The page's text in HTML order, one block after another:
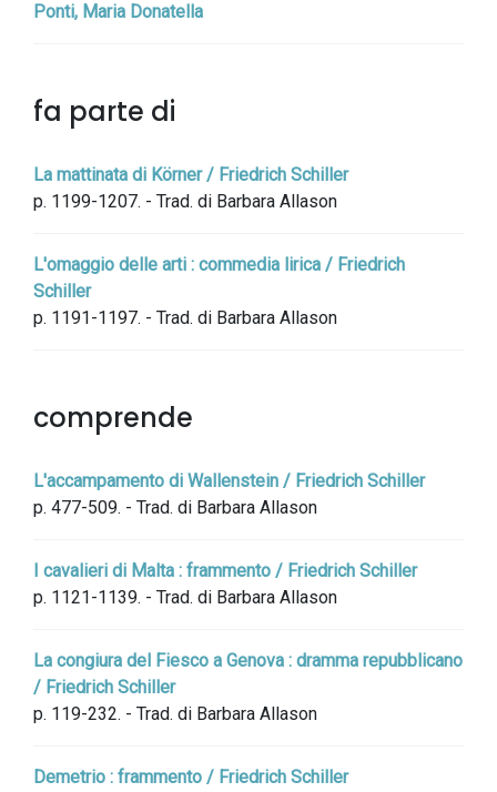
Ponti, Maria Donatella
fa parte di
La mattinata di Körner / Friedrich Schiller
p. 1199-1207. - Trad. di Barbara Allason
L'omaggio delle arti : commedia lirica / Friedrich
Schiller
p. 1191-1197. - Trad. di Barbara Allason
comprende
L'accampamento di Wallenstein / Friedrich Schiller
p. 477-509. - Trad. di Barbara Allason
I cavalieri di Malta : frammento / Friedrich Schiller
p. 1121-1139. - Trad. di Barbara Allason
La congiura del Fiesco a Genova : dramma repubblicano
/ Friedrich Schiller
p. 119-232. - Trad. di Barbara Allason
Demetrio : frammento / Friedrich Schiller